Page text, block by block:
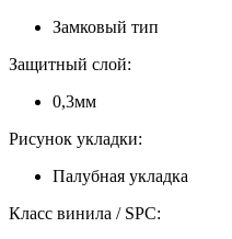
Замковый тип
Защитный слой:
0,3мм
Рисунок укладки:
Палубная укладка
Класс винила / SPC: